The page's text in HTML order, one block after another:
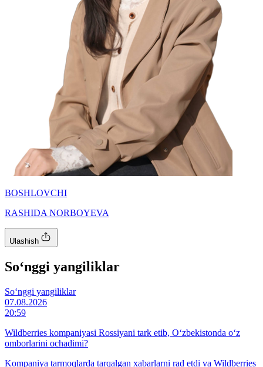
BOSHLOVCHI
RASHIDA NORBOYEVA
Ulashish
So‘nggi yangiliklar
So‘nggi yangiliklar
07.08.2026
20:59
Wildberries kompaniyasi Rossiyani tark etib, O‘zbekistonda o‘z
omborlarini ochadimi?
Kompaniya tarmoqlarda tarqalgan xabarlarni rad etdi va Wildberries